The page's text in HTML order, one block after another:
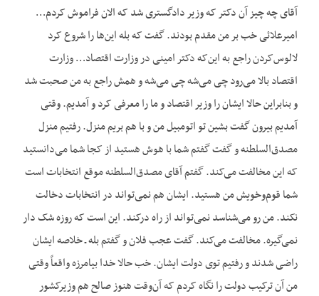
آقای چه چیز آن دکتر که وزیر دادگستری شد که الان فراموش کردم…
امیرعلائی خب بر من مقدم بودند. گفت که بله این‌ها را شروع کرد
لالوس‌کردن راجع به این‌که دکتر امینی در وزارت اقتصاد… وزارت
اقتصاد بالا می‌رود چی می‌شه چی می‌شه و همش راجع به من صحبت شد
و بنابراین حالا ایشان را وزیر اقتصاد و ما را معرفی کرد و آمدیم. وقتی
آمدیم بیرون گفت بشین تو اتومبیل من و با هم بریم منزل. رفتیم منزل
مصدق‌السلطنه و گفت گفتم شما با هوش هستید از کجا شما می‌دانستید
که این مخالفت می‌کند. گفتم آقای مصدق‌السلطنه موقع انتخابات است
شما قوم‌وخویش من هستید. ایشان هم نمی‌تواند در انتخابات دخالت
نکند. من رو می‌شناسد نمی‌تواند از راه درکند. این است که روزه شک دار
نمی‌گیره. مخالفت می‌کند. گفت عجب فلان و گفتم بله ـ خلاصه ایشان
راضی شدند و رفتیم توی دولت ایشان. خب حالا خدا بیامرزه واقعاً وقتی
من آن ترکیب دولت را نگاه کردم که آن‌وقت هنوز صالح هم وزیرکشور